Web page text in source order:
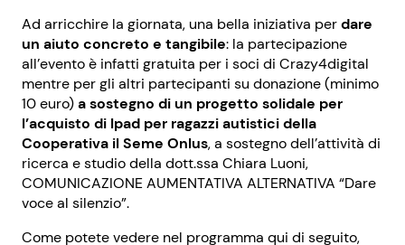
Ad arricchire la giornata, una bella iniziativa perdare
un aiuto concreto e tangibile: la partecipazione
all’evento è infatti gratuita per i soci di Crazy4digital
mentre per gli altri partecipanti su donazione (minimo
10 euro)a sostegno di un progetto solidale per
l’acquisto di Ipad per ragazzi autistici della
Cooperativa il Seme Onlus, a sostegno dell’attività di
ricerca e studio della dott.ssa Chiara Luoni,
COMUNICAZIONE AUMENTATIVA ALTERNATIVA “Dare
voce al silenzio”.
Come potete vedere nel programma qui di seguito,